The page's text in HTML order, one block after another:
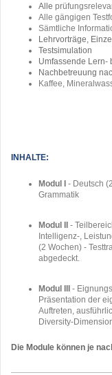
Alle
Alle gängigen
Sämtliche
Lehrvorträge,
Testsimulation
Umfassende Lern-
Nachbetreuung
Kaffee,
INHALTE:
Modul I
- Deutsch
Grammatik
Modul II -
Intelligenz-,
(2 Wochen) -
abgedeckt.
Modul III -
Präsentation der
Auftreten,
Diversity-
Die Module können je